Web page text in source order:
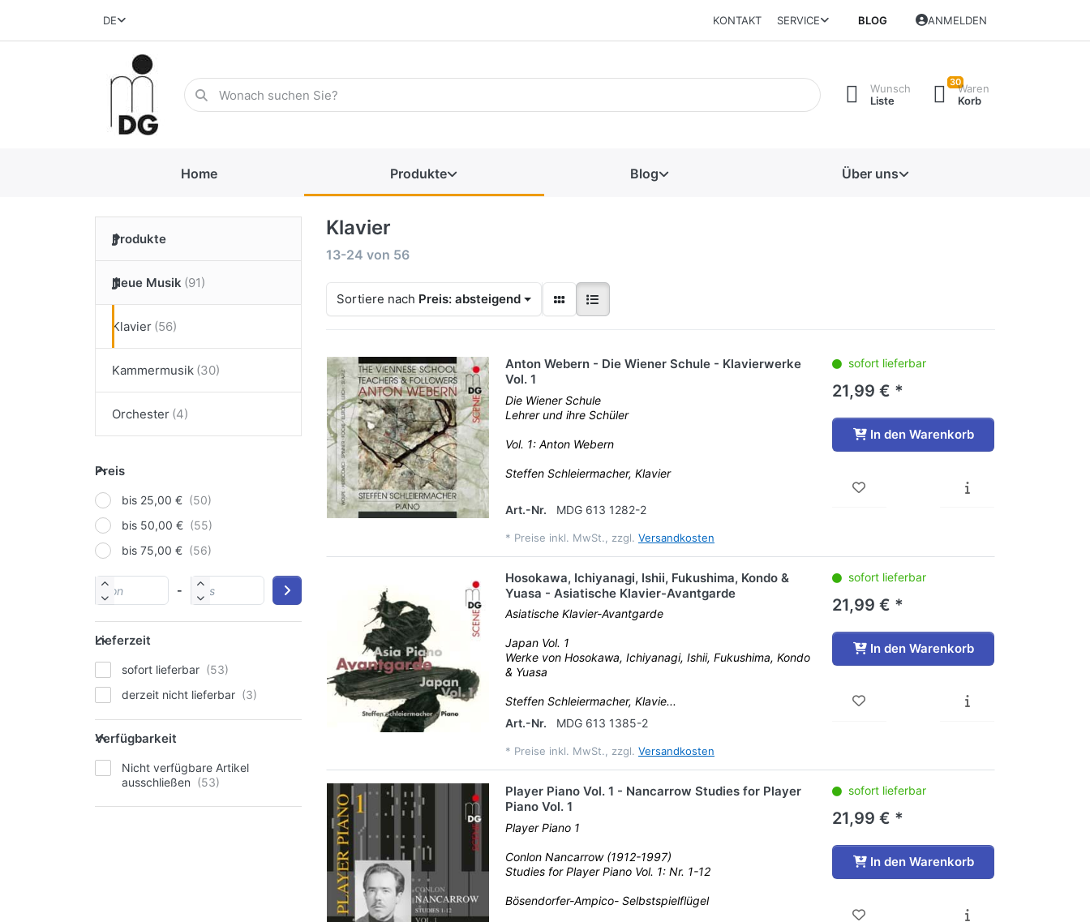
DE KONTAKT SERVICE BLOG ANMELDEN
Wunsch
Liste
30Waren
Korb
Home Produkte Blog Über uns
Produkte
Neue Musik
Klavier
Kammermusik
Orchester
Preis
bis 25,00 €
bis 50,00 €
bis 75,00 €
-
Lieferzeit
sofort lieferbar
derzeit nicht lieferbar
Verfügbarkeit
Nicht verfügbare Artikel
ausschließen
Klavier
13-24 von 56
Sortiere nach Preis: absteigend
Anton Webern - Die Wiener Schule - Klavierwerke
Vol. 1
Die Wiener Schule
Lehrer und ihre Schüler
Vol. 1: Anton Webern
Steffen Schleiermacher, Klavier
Art.-Nr. MDG 613 1282-2
* Preise inkl. MwSt., zzgl. Versandkosten
sofort lieferbar
21,99 € *
In den Warenkorb
Hosokawa, Ichiyanagi, Ishii, Fukushima, Kondo &
Yuasa - Asiatische Klavier-Avantgarde
Asiatische Klavier-Avantgarde
Japan Vol. 1
Werke von Hosokawa, Ichiyanagi, Ishii, Fukushima, Kondo
& Yuasa
Steffen Schleiermacher, Klavie...
Art.-Nr.
MDG 613 1385-2
* Preise inkl. MwSt., zzgl. Versandkosten
sofort lieferbar
21,99 € *
In den Warenkorb
Player Piano Vol. 1 - Nancarrow Studies for Player
Piano Vol. 1
Player Piano 1
Conlon Nancarrow (1912-1997)
Studies for Player Piano Vol. 1: Nr. 1-12
Bösendorfer-Ampico- Selbstspielflügel
sofort lieferbar
21,99 € *
In den Warenkorb